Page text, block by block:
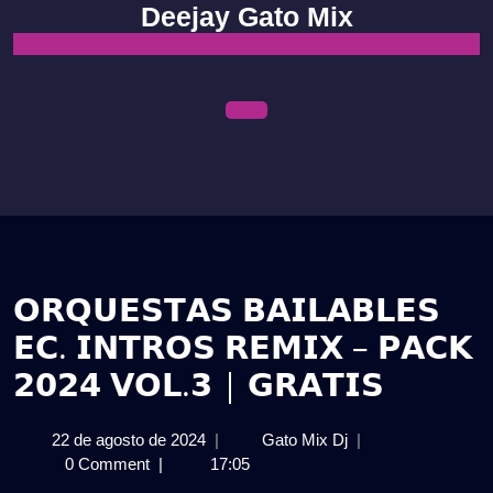
content
Deejay Gato Mix
𝗢𝗥𝗤𝗨𝗘𝗦𝗧𝗔𝗦 𝗕𝗔𝗜𝗟𝗔𝗕𝗟𝗘𝗦
𝗘𝗖. 𝗜𝗡𝗧𝗥𝗢𝗦 𝗥𝗘𝗠𝗜𝗫 – 𝗣𝗔𝗖𝗞
𝟮𝟬𝟮𝟰 𝗩𝗢𝗟.𝟯 | 𝗚𝗥𝗔𝗧𝗜𝗦
22 de agosto de 202422
de
| Gato Mix Dj𝗢𝗥𝗤𝗨𝗘𝗦𝗧𝗔𝗦
|
0 Comment | 17:05